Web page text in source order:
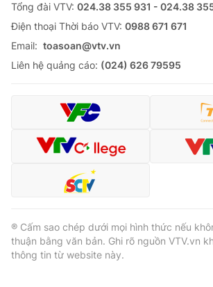
Tổng đài VTV: 024.38 355 931 - 024.38
Ðiện thoại Thời báo VTV: 0988 671 671
Email: toasoan@vtv.vn
Liên hệ quảng cáo: (024) 626 79595
® Cấm sao chép dưới mọi hình thức nếu
thuận bằng văn bản. Ghi rõ nguồn VTV.vn
thông tin từ website này.